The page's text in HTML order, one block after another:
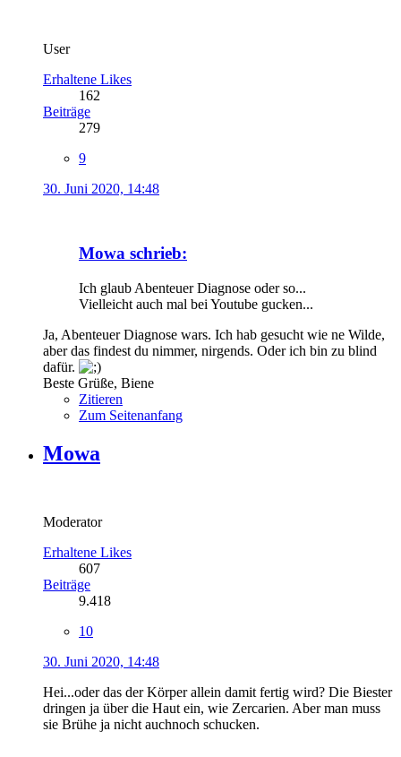
User
Erhaltene Likes
162
Beiträge
279
9
30. Juni 2020, 14:48
Mowa schrieb:
Ich glaub Abenteuer Diagnose oder so...
Vielleicht auch mal bei Youtube gucken...
Ja, Abenteuer Diagnose wars. Ich hab gesucht wie ne Wilde,
aber das findest du nimmer, nirgends. Oder ich bin zu blind
dafür.
Beste Grüße, Biene
Zitieren
Zum Seitenanfang
Mowa
Moderator
Erhaltene Likes
607
Beiträge
9.418
10
30. Juni 2020, 14:48
Hei...oder das der Körper allein damit fertig wird? Die Biester
dringen ja über die Haut ein, wie Zercarien. Aber man muss
sie Brühe ja nicht auchnoch schucken.